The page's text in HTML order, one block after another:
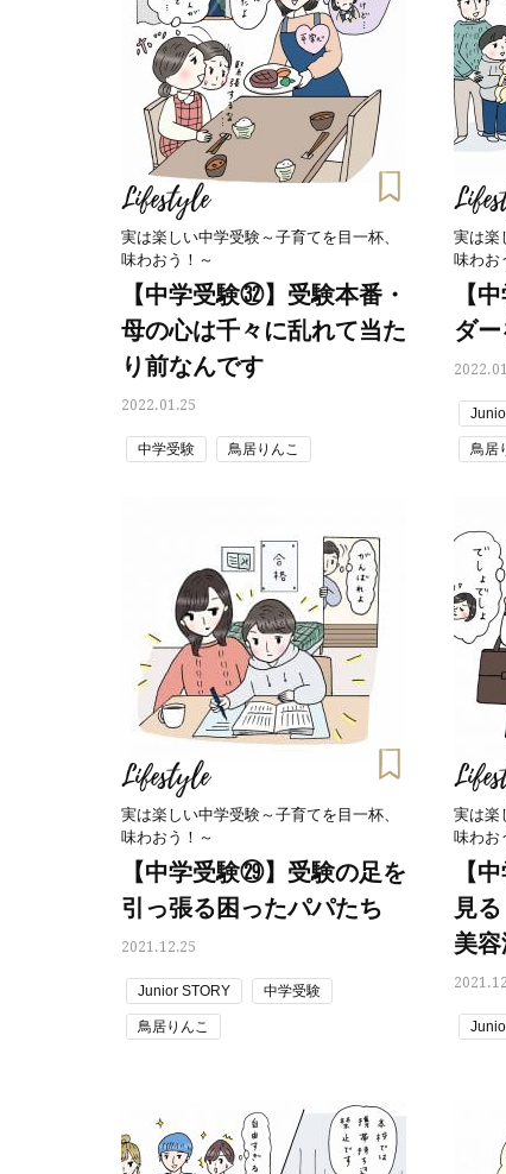
Lifestyle
実は楽しい中学受験～子育てを目一杯、
味わおう！～
【中学受験㉜】受験本番・
母の心は千々に乱れて当た
り前なんです
2022.01.25
中学受験 鳥居りんこ
実は楽
味わお
【
ダ
鳥居
Lifestyle
実は楽しい中学受験～子育てを目一杯、
味わおう！～
【中学受験㉙】受験の足を
引っ張る困ったパパたち
2021.12.25
Junior STORY 中学受験
鳥居りんこ
実は楽
味わお
【
見
美容